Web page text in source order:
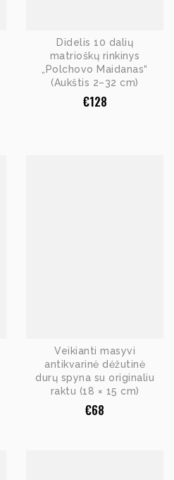
Didelis 10 dalių
matrioškų rinkinys
„Polchovo Maidanas“
(Aukštis 2–32 cm)
€128
Veikianti masyvi
antikvarinė dėžutinė
durų spyna su originaliu
raktu (18 × 15 cm)
€68